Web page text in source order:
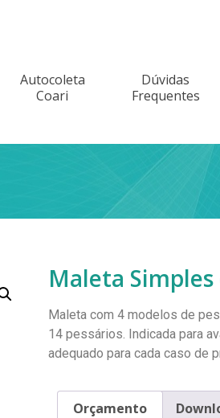
Autocoleta
Coari
Dúvidas
Frequentes
Maleta Simples
Maleta com 4 modelos de
14 pessários. Indicada para
adequado para cada caso de
Orçamento